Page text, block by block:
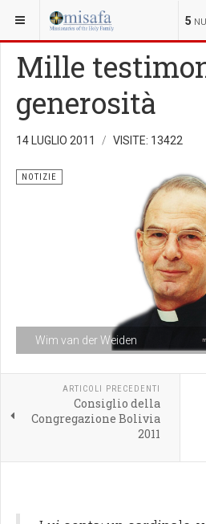
5
SEI QUI:
Mille
generosità
14 LUGLIO 2011 VISITE: 13422
Wim van der Weiden
NOTIZIE
ARTICOLI PRECEDENTI
Consiglio della
Congregazione Bolivia
2011